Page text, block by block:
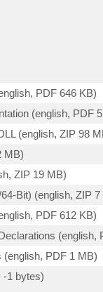
PDF 646 KB)
(english, PDF
(english, ZIP 98
MB)
ZIP 19 MB)
Bit) (english, ZIP
PDF 612 KB)
(english,
(english, PDF 1 MB)
-1 bytes)